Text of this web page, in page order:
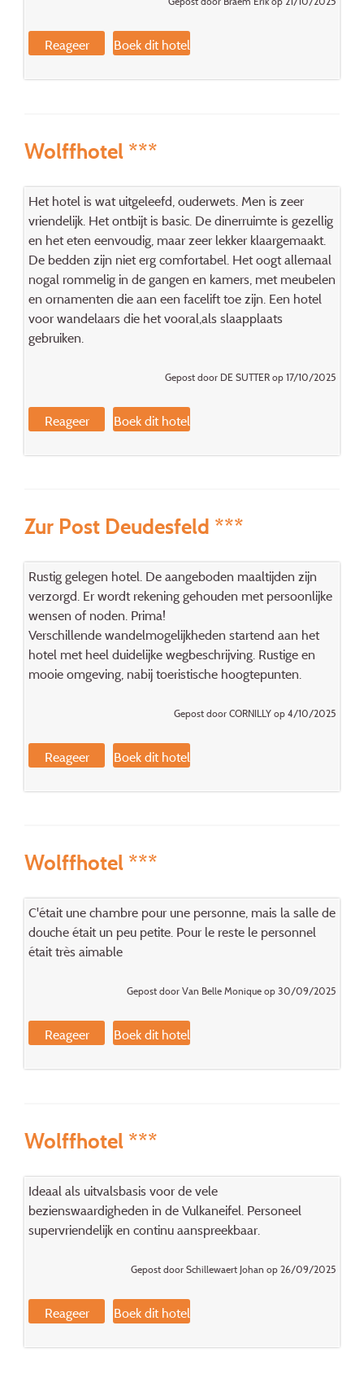
Reageer Boek dit hotel
Wolffhotel ***
Het hotel is wat uitgeleefd, ouderwets. Men is zeer
vriendelijk. Het ontbijt is basic. De dinerruimte is gezellig
en het eten eenvoudig, maar zeer lekker klaargemaakt.
De bedden zijn niet erg comfortabel. Het oogt allemaal
nogal rommelig in de gangen en kamers, met meubelen
en ornamenten die aan een facelift toe zijn. Een hotel
voor wandelaars die het vooral,als slaapplaats
gebruiken.
Gepost door DE SUTTER op 17/10/2025
Reageer Boek dit hotel
Zur Post Deudesfeld ***
Rustig gelegen hotel. De aangeboden maaltijden zijn
verzorgd. Er wordt rekening gehouden met persoonlijke
wensen of noden. Prima!
Verschillende wandelmogelijkheden startend aan het
hotel met heel duidelijke wegbeschrijving. Rustige en
mooie omgeving, nabij toeristische hoogtepunten.
Gepost door CORNILLY op 4/10/2025
Reageer Boek dit hotel
Wolffhotel ***
C'était une chambre pour une personne, mais la salle de
douche était un peu petite. Pour le reste le personnel
était très aimable
Gepost door Van Belle Monique op 30/09/2025
Reageer Boek dit hotel
Wolffhotel ***
Ideaal als uitvalsbasis voor de vele
bezienswaardigheden in de Vulkaneifel. Personeel
supervriendelijk en continu aanspreekbaar.
Gepost door Schillewaert Johan op 26/09/2025
Reageer Boek dit hotel